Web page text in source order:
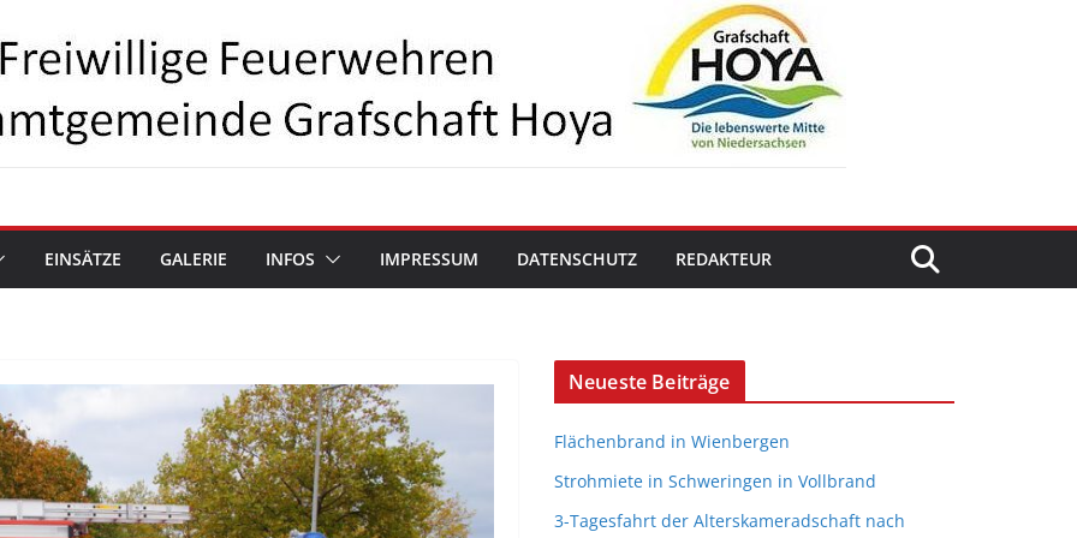
EINSÄTZE GALERIE INFOS IMPRESSUM DATENSCHUTZ REDAKTEUR
Neueste Beiträge
Flächenbrand in Wienbergen
Strohmiete in Schweringen in Vollbrand
3-Tagesfahrt der Alterskameradschaft nach